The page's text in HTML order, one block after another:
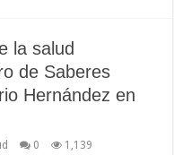
la salud
de Saberes
Hernández en
0 1,139